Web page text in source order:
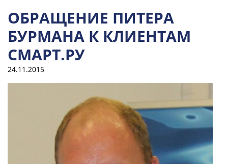
ОБРАЩЕНИЕ ПИТЕРА
БУРМАНА К КЛИЕНТАМ
СМАРТ.РУ
24.11.2015